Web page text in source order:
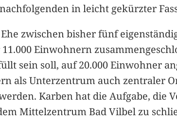
in leicht gekürzter
zwischen bisher fünf
Einwohnern
sein soll, auf 20.000 Einwohner
als Unterzentrum auch zentraler
Karben hat die Aufgabe, die
Mittelzentrum Bad Vilbel zu